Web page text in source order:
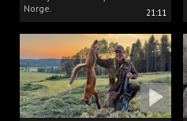
21:11
Norge.